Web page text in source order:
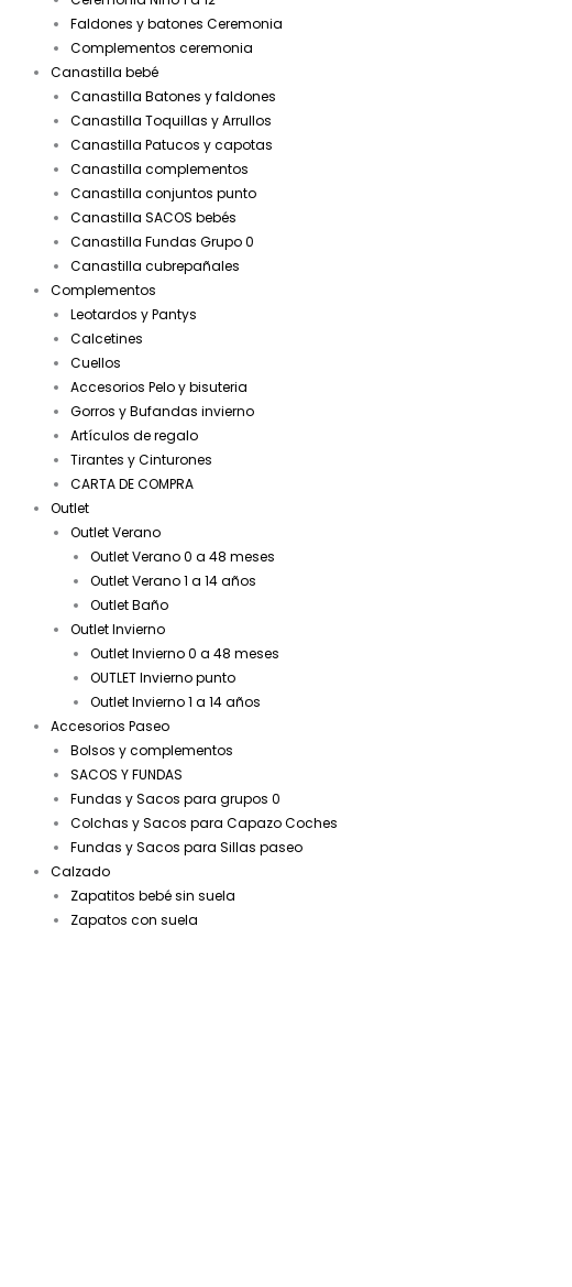
Faldones y batones Ceremonia
Complementos ceremonia
Canastilla bebé
Canastilla Batones y faldones
Canastilla Toquillas y Arrullos
Canastilla Patucos y capotas
Canastilla complementos
Canastilla conjuntos punto
Canastilla SACOS bebés
Canastilla Fundas Grupo 0
Canastilla cubrepañales
Complementos
Leotardos y Pantys
Calcetines
Cuellos
Accesorios Pelo y bisuteria
Gorros y Bufandas invierno
Artículos de regalo
Tirantes y Cinturones
CARTA DE COMPRA
Outlet
Outlet Verano
Outlet Verano 0 a 48 meses
Outlet Verano 1 a 14 años
Outlet Baño
Outlet Invierno
Outlet Invierno 0 a 48 meses
OUTLET Invierno punto
Outlet Invierno 1 a 14 años
Accesorios Paseo
Bolsos y complementos
SACOS Y FUNDAS
Fundas y Sacos para grupos 0
Colchas y Sacos para Capazo Coches
Fundas y Sacos para Sillas paseo
Calzado
Zapatitos bebé sin suela
Zapatos con suela